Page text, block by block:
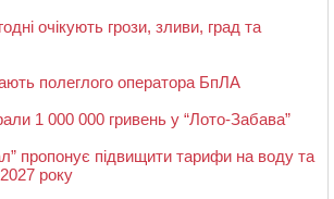
очікують грози, зливи, град та
полеглого оператора БпЛА
1 000 000 гривень у “Лото-Забава”
пропонує підвищити тарифи на воду та
року